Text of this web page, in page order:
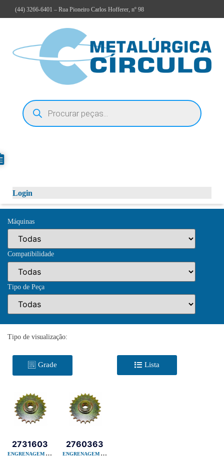
(44) 3266-6401 – Rua Pioneiro Carlos Hofferer, nº 98
Login
Máquinas
Compatibilidade
Tipo de Peça
Tipo de visualização:
Grade Lista
ENGRENAGEM A40 Z24 FS 11/16 ACO
2731603
ENGRENAGEM A40 Z24 FS 11/16 ACO
2760363